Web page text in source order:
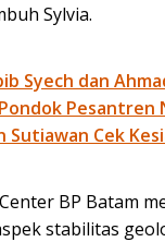
Sylvia.
Syech dan
Pesantren
Sutiawan Cek
BP Batam
stabilitas